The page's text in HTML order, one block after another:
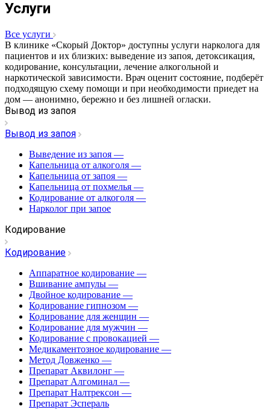
Услуги
Все услуги
В клинике «Скорый Доктор» доступны услуги нарколога для
пациентов и их близких: выведение из запоя, детоксикация,
кодирование, консультации, лечение алкогольной и
наркотической зависимости. Врач оценит состояние, подберёт
подходящую схему помощи и при необходимости приедет на
дом — анонимно, бережно и без лишней огласки.
Вывод из запоя
Вывод из запоя
Выведение из запоя —
Капельница от алкоголя —
Капельница от запоя —
Капельница от похмелья —
Кодирование от алкоголя —
Нарколог при запое
Кодирование
Кодирование
Аппаратное кодирование —
Вшивание ампулы —
Двойное кодирование —
Кодирование гипнозом —
Кодирование для женщин —
Кодирование для мужчин —
Кодирование с провокацией —
Медикаментозное кодирование —
Метод Довженко —
Препарат Аквилонг —
Препарат Алгоминал —
Препарат Налтрексон —
Препарат Эспераль